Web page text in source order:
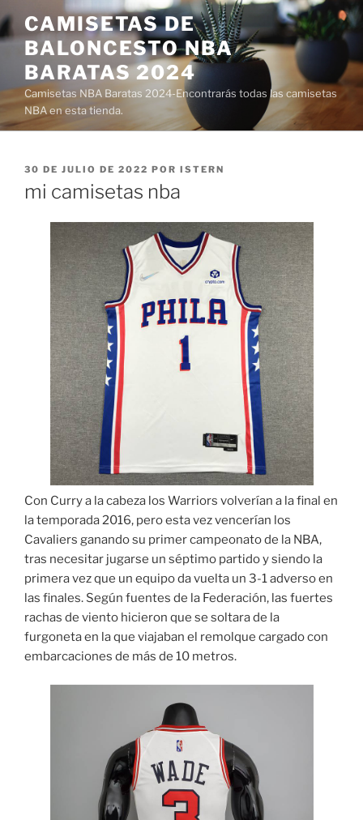
al
contenido
CAMISETAS DE
BALONCESTO NBA
BARATAS 2024
Camisetas NBA Baratas 2024-Encontrarás todas las camisetas
NBA en esta tienda.
PUBLICADO
30 DE JULIO DE 2022 POR ISTERN
mi camisetas nba
Con Curry a la cabeza los Warriors volverían a la final en
la temporada 2016, pero esta vez vencerían los
Cavaliers ganando su primer campeonato de la NBA,
tras necesitar jugarse un séptimo partido y siendo la
primera vez que un equipo da vuelta un 3-1 adverso en
las finales. Según fuentes de la Federación, las fuertes
rachas de viento hicieron que se soltara de la
furgoneta en la que viajaban el remolque cargado con
embarcaciones de más de 10 metros.